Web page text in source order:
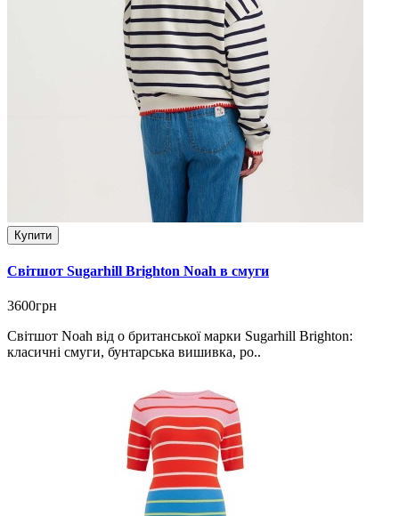
Купити
Світшот Sugarhill Brighton Noah в смуги
3600грн
Світшот Noah від o британської марки Sugarhill Brighton:
класичні смуги, бунтарська вишивка, ро..